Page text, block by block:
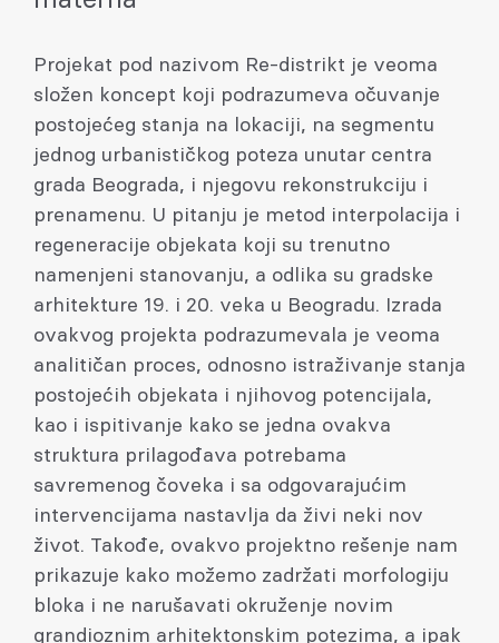
Projekat pod nazivom Re-distrikt je veoma
složen koncept koji podrazumeva očuvanje
postojećeg stanja na lokaciji, na segmentu
jednog urbanističkog poteza unutar centra
grada Beograda, i njegovu rekonstrukciju i
prenamenu. U pitanju je metod interpolacija i
regeneracije objekata koji su trenutno
namenjeni stanovanju, a odlika su gradske
arhitekture 19. i 20. veka u Beogradu. Izrada
ovakvog projekta podrazumevala je veoma
analitičan proces, odnosno istraživanje stanja
postojećih objekata i njihovog potencijala,
kao i ispitivanje kako se jedna ovakva
struktura prilagođava potrebama
savremenog čoveka i sa odgovarajućim
intervencijama nastavlja da živi neki nov
život. Takođe, ovakvo projektno rešenje nam
prikazuje kako možemo zadržati morfologiju
bloka i ne narušavati okruženje novim
grandioznim arhitektonskim potezima, a ipak